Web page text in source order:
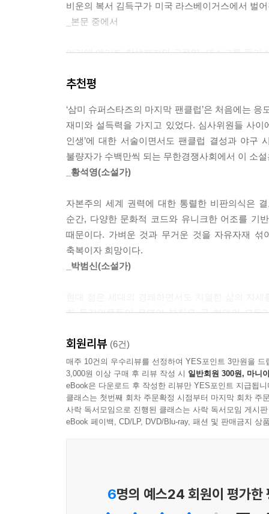
비운의 복서 김득구가 미국 라스베이거스에서 벌
_본문 중에서
여기에 엘리트 학생복지와 국풍81, 댄스그룹 둘리
괴짜구단으로 시선을 옮긴다. 이 소설이 삼미 슈
주변인들에 대한 따뜻한 시선, 그리고 경쟁사회에
팀 최다 실점, 시즌 최소 득점, 한 게임 최다 피
슈퍼스타즈’는 1985년 청보 핀토스로 매각되
슈퍼스타즈의 마지막 팬클럽’을 결성하기까지
‘그녀’, 홍대 앞 카페 주인 조르바와 PC방에서 만
이런 ‘주변인들’을 바라보는 따뜻한 시선은 경쟁
재림한다면 그것은 분명 삼미 슈퍼스타즈와 같은
‘삼미 슈퍼스타즈’를 둘러싼 화자와 ‘주변인들’
풍자와 이런 현실 속에서도 자신들만의 가치를 지
다양한 문화적 코드와 유니크한 어조를 기반으로
긋고 있으면서도 그 진중함과 소설적 가치를 고스
추천평
‘삼미 슈퍼스타즈의 마지막 팬클럽’은 처음에는
재미와 설득력을 가지고 있었다. 심사위원들 사이
인생’에 대한 서술이면서도 팬클럽 결성과 야구
불량자가 수백만씩 되는 무한경쟁사회에서 이 소
_황석영(소설가)
자본주의 세계 권력에 대한 통렬한 비판의식은
순간, 다양한 문화적 코드와 유니크한 어조를 기
때문이다. 가벼운 것과 무거운 것을 자유자재
축복이자 희망이다.
_박범신(소설가)
한 등장인물들의 운명의 부침은 곧 현대인 모
_임헌영(문학평론가)
회원리뷰 (6건)
매주 10건의 우수리뷰를 선정하여 YES포인트 3만원을 드
3,000원 이상 구매 후 리뷰 작성 시 일반회원 300원, 마니
eBook은 다운로드 후 작성한 리뷰만 YES포인트 지급됩니
클래스는 첫번째 회차 주문확정 시점부터 마지막 회차 주
사락 독서모임으로 진행된 클래스는 사락 독서모임 게시
eBook 페이백, CD/LP, DVD/Blu-ray, 패션 및 판매금지 상
6명의 예스24 회원이 평가한